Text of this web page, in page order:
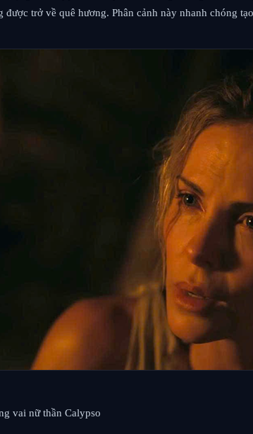
trở về quê hương. Phân cảnh này nhanh chóng
vai nữ thần Calypso